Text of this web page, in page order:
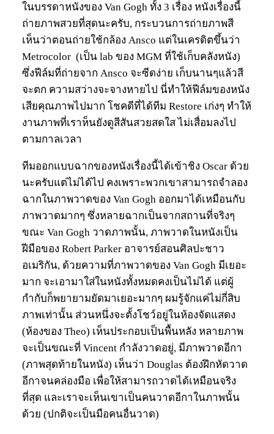
ในบรรดาหนังของ Van Gogh ทั้ง 3 เรื่อง หนังเรื่องนี้
ถ่ายภาพสวยที่สุดนะครับ, กระบวนการถ่ายภาพสี
เห็นว่าตอนถ่ายใช้กล้อง Ansco แต่ในเครดิตขึ้นว่า
Metrocolor (เป็น lab ของ MGM ที่ใช้เก็บคลังหนัง)
ซึ่งฟีล์มที่ถ่ายจาก Ansco จะซีดง่าย เก็บนานๆแล้วสี
จะตก ความสว่างจะจางหายไป นี่ทำให้ฟีล์มของหนัง
เสียคุณภาพไปมาก โชคดีที่ได้ทีม Restore เก่งๆ ทำให้
งานภาพที่เราห็นยังดูสีสันสวยสดใส ไม่เสื่อมลงไป
ตามกาลเวลา
ทีมออกแบบฉากของหนังเรื่องนี้ได้เข้าชิง Oscar ด้วย
นะครับแต่ไม่ได้ไป คงเพราะพวกเขาสามารถจำลอง
ฉากในภาพวาดของ Van Gogh ออกมาได้เหมือนกับ
ภาพวาดมากๆ ซึ่งหลายฉากเป็นจากสถานที่จริงๆ
ขณะ Van Gogh วาดภาพนั้น, ภาพวาดในหนังเป็น
ฝีมือของ Robert Parker อาจารย์สอนศิลปะชาว
อเมริกัน, ด้วยความที่ภาพวาดของ Van Gogh มีเยอะ
มาก จะเอามาใส่ในหนังทั้งหมดคงเป็นไม่ได้ แต่ผู้
กำกับก็พยายามยัดมาเยอะมากๆ ผมรู้จักแค่ไม่กี่สิบ
ภาพเท่านั้น ส่วนหนึ่งจะตั้งโชว์อยู่ในห้องจัดแสดง
(ห้องของ Theo) เห็นประกอบเป็นพื้นหลัง หลายภาพ
จะเป็นขณะที่ Vincent กำลังวาดอยู่, มีภาพวาดอีกา
(ภาพสุดท้ายในหนัง) เห็นว่า Douglas ต้องฝึกหัดวาด
อีกาจนคล่องมือ เพื่อให้สามารถวาดได้เหมือนจริง
ที่สุด และเราจะเห็นเขาเป็นคนวาดอีกาในภาพนั้น
ด้วย (ปกติจะเป็นมือคนอื่นวาด)